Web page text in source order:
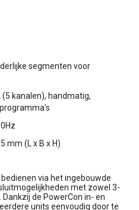
segmenten voor
(5 kanalen), handmatig,
mm (L x B x H)
via het ingebouwde
met zowel 3-
de PowerCon in- en
units eenvoudig door te